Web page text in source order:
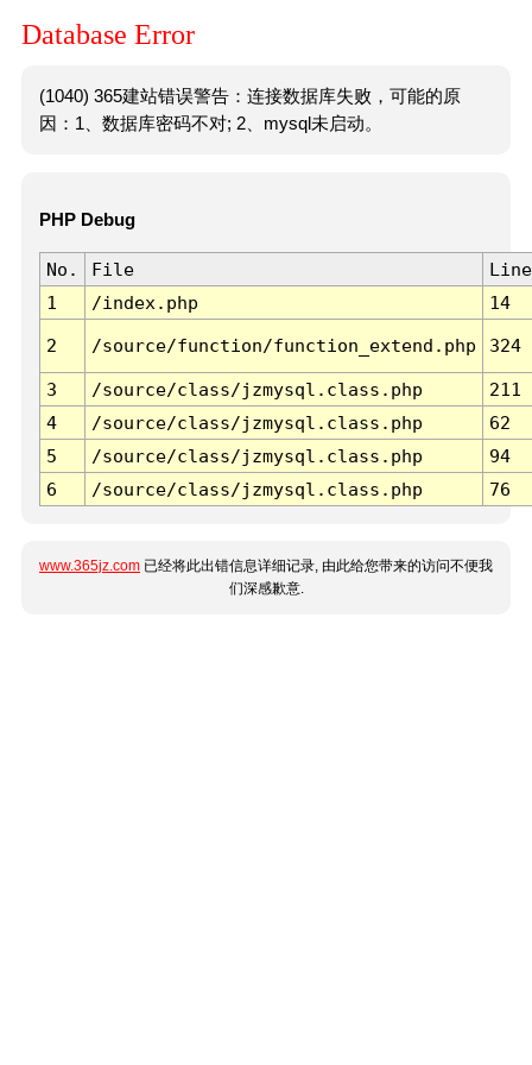
Database Error
(1040) 365建站错误警告：连接数据库失败，可能的原
因：1、数据库密码不对; 2、mysql未启动。
PHP Debug
No. File
Line
1
/index.php 14
2 /source/function/function_extend.php 324
3 /source/class/jzmysql.class.php
211
4
/source/class/jzmysql.class.php
62
5
/source/class/jzmysql.class.php
94
6
/source/class/jzmysql.class.php 76
www.365jz.com 已经将此出错信息详细记录, 由此给您带来的访问不便我
们深感歉意.